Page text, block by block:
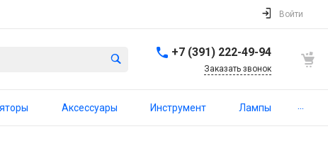
Войти
+7 (391) 222-49-94
Заказать звонок
Аксессуары Инструмент Лампы ...